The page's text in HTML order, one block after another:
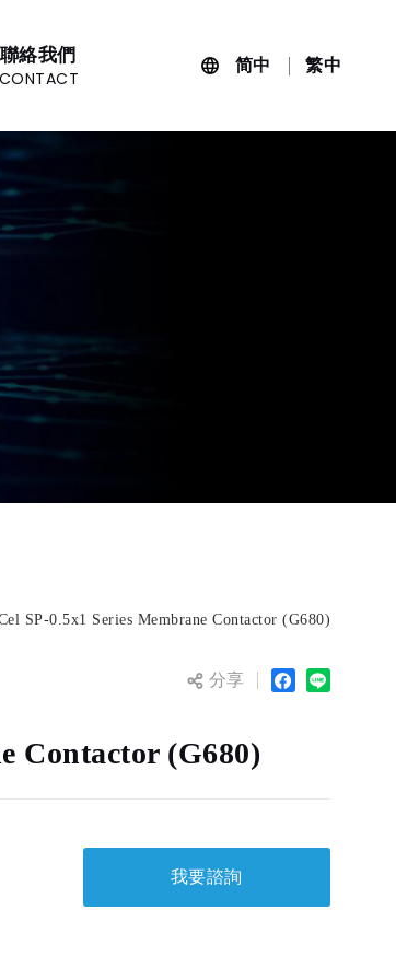
聯絡我們
CONTACT
简中 繁中
SP-0.5x1 Series Membrane Contactor (G680)
分享
Contactor (G680)
我要諮詢